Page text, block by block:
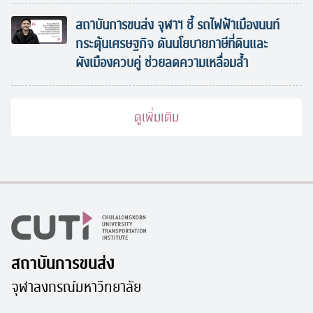
สถาบันการขนส่ง จุฬาฯ ชี้ รถไฟฟ้าเมืองนนท์
กระตุ้นเศรษฐกิจ ดันนโยบายภาษีที่ดินและ
ผังเมืองควบคู่ ช่วยลดความเหลื่อมล้ำ
ดูเพิ่มเติม
สถาบันการขนส่ง
จุฬาลงกรณ์มหาวิทยาลัย